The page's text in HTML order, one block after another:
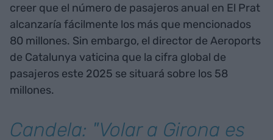
creer que el número de pasajeros anual en El Prat
alcanzaría fácilmente los más que mencionados
80 millones. Sin embargo, el director de Aeroports
de Catalunya vaticina que la cifra global de
pasajeros este 2025 se situará sobre los 58
millones.
Candela: "Volar a Girona es